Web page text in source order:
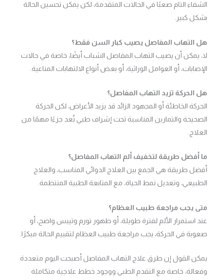
الشفاء التام صعبًا في الحالات المتقدمة، لكن يمكن تحسين الحالة
بشكل كبير.
هل التهاب المفاصل يصيب كبار السن فقط؟
لا، يمكن أن يصيب التهاب المفاصل الشباب أيضًا، خاصة في حالات
الإصابات، أو العوامل الوراثية، أو بعض أنواع الالتهابات المناعية.
هل الحركة تزيد التهاب المفاصل؟
الحركة الخاطئة أو المجهود الزائد قد يزيد الأعراض، لكن الحركة
الصحيحة والتمارين المناسبة تحت إشراف طبي تُعد جزءًا مهمًا من
العلاج.
ما أفضل طريقة لتخفيف ألم التهاب المفاصل؟
أفضل طريقة هي الجمع بين العلاج الدوائي المناسب، والعلاج
الطبيعي، وتعديل نمط الحياة، مع المتابعة الطبية المنتظمة.
متى يجب مراجعة طبيب العظام؟
عند استمرار الألم لفترة طويلة، أو ظهور تورم وتيبس واضح، أو
صعوبة في الحركة، يجب مراجعة طبيب العظام لتقييم الحالة مبكرًا.
يمكن القول إن طرق علاج التهاب المفاصل أصبحت اليوم متعددة
وفعالة، خاصة مع التقدم الطبي ووجود خطط علاجية متكاملة